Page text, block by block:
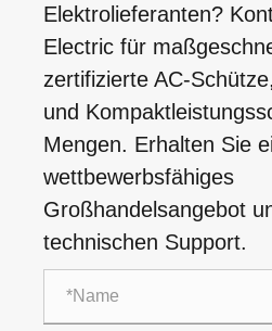
Elektrolieferanten?
Electric für
zertifizierte AC-
und
Mengen. Erhalten Sie
wettbewerbsfähiges
Großhandelsangebot
technischen Support.